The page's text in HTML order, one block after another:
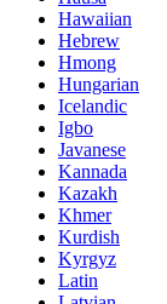
Hawaiian
Hebrew
Hmong
Hungarian
Icelandic
Igbo
Javanese
Kannada
Kazakh
Khmer
Kurdish
Kyrgyz
Latin